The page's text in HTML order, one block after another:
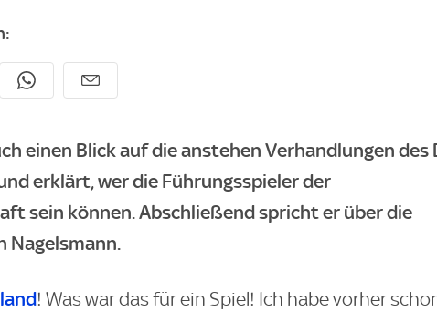
einen Blick auf die anstehen Verhandlungen des
erklärt, wer die Führungsspieler der
sein können. Abschließend spricht er über die
Nagelsmann.
! Was war das für ein Spiel! Ich habe vorher